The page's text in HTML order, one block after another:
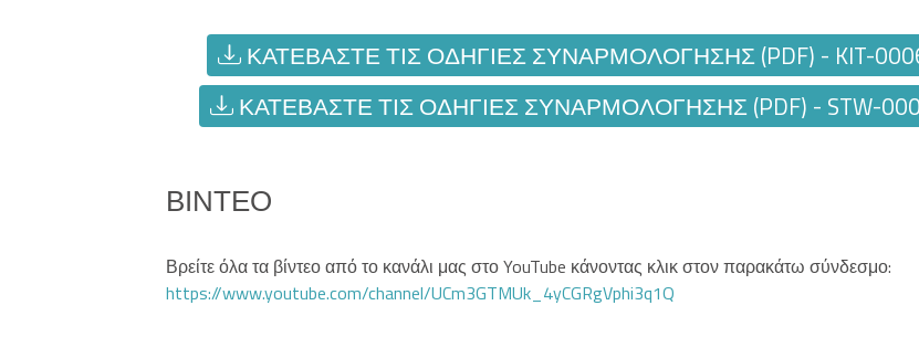
ΚΑΤΕΒΆΣΤΕ ΤΙΣ ΟΔΗΓΊΕΣ ΣΥΝΑΡΜΟΛΌΓΗΣΗΣ (PDF) - KIT-
ΚΑΤΕΒΆΣΤΕ ΤΙΣ ΟΔΗΓΊΕΣ ΣΥΝΑΡΜΟΛΌΓΗΣΗΣ (PDF) - STW-
ΒΊΝΤΕΟ
Βρείτε όλα τα βίντεο από το κανάλι μας στο YouTube κάνοντας κλικ στον παρακάτω σύνδεσμο:
https://www.youtube.com/channel/UCm3GTMUk_4yCGRgVphi3q1Q